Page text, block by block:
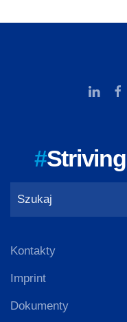
#Striving
Kontakty
Imprint
Dokumenty